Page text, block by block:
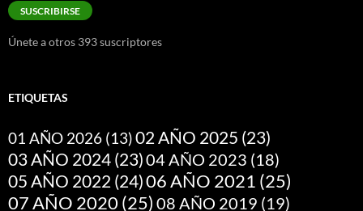
electrónico
SUSCRIBIRSE
Únete a otros 393 suscriptores
ETIQUETAS
01 AÑO 2026 (13)02 AÑO 2025 (23)
03 AÑO 2024(23)04 AÑO 2023 (18)
05 AÑO 2022(24)06 AÑO 2021 (25)
07 AÑO 2020 (25) 08 AÑO 2019 (19)